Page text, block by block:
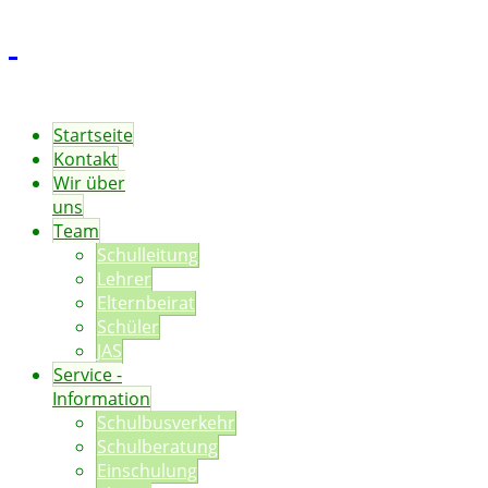
Startseite
Kontakt
Wir über
uns
Team
Schulleitung
Lehrer
Elternbeirat
Schüler
JAS
Service -
Information
Schulbusverkehr
Schulberatung
Einschulung